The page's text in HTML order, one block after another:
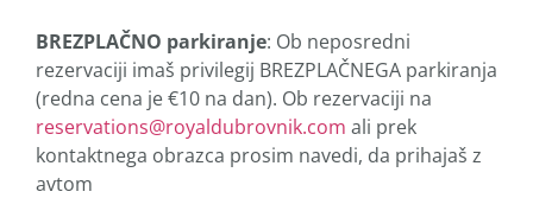
BREZPLAČNO parkiranje: Ob neposredni
rezervaciji imaš privilegij BREZPLAČNEGA parkiranja
(redna cena je €10 na dan). Ob rezervaciji na
reservations@royaldubrovnik.com ali prek
kontaktnega obrazca prosim navedi, da prihajaš z
avtom